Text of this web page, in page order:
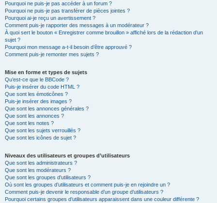
Pourquoi ne puis-je pas accéder à un forum ?
Pourquoi ne puis-je pas transférer de pièces jointes ?
Pourquoi ai-je reçu un avertissement ?
Comment puis-je rapporter des messages à un modérateur ?
À quoi sert le bouton « Enregistrer comme brouillon » affiché lors de la rédaction d’un
sujet ?
Pourquoi mon message a-t-il besoin d’être approuvé ?
Comment puis-je remonter mes sujets ?
Mise en forme et types de sujets
Qu’est-ce que le BBCode ?
Puis-je insérer du code HTML ?
Que sont les émoticônes ?
Puis-je insérer des images ?
Que sont les annonces générales ?
Que sont les annonces ?
Que sont les notes ?
Que sont les sujets verrouillés ?
Que sont les icônes de sujet ?
Niveaux des utilisateurs et groupes d’utilisateurs
Que sont les administrateurs ?
Que sont les modérateurs ?
Que sont les groupes d’utilisateurs ?
Où sont les groupes d’utilisateurs et comment puis-je en rejoindre un ?
Comment puis-je devenir le responsable d’un groupe d’utilisateurs ?
Pourquoi certains groupes d’utilisateurs apparaissent dans une couleur différente ?